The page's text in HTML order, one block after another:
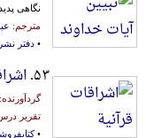
نگاهی
مترجم:
• دفتر
۵۳.
گردآورنده:
تقریر
•